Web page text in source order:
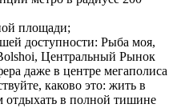
площади;
доступности: Рыба моя,
Центральный Рынок
даже в центре мегаполиса
каково это: жить в
в полной тишине